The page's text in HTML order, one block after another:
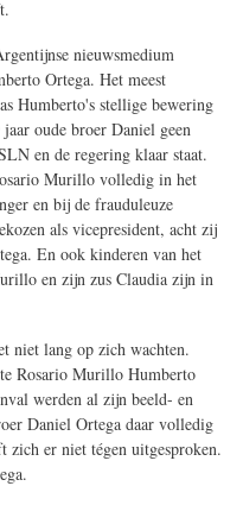
nieuwsmedium
Ortega. Het meest
Humberto's stellige bewering
oude broer Daniel geen
en de regering klaar staat.
Murillo volledig in het
en bij de frauduleuze
als vicepresident, acht zij
En ook kinderen van het
en zijn zus Claudia zijn in
niet lang op zich wachten.
Rosario Murillo Humberto
werden al zijn beeld- en
Daniel Ortega daar volledig
zich er niet tégen uitgesproken.